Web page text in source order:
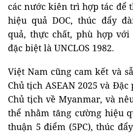
các nước kiên trì hợp tác để
hiệu quả DOC, thúc đẩy
quả, thực chất, phù hợp
đặc biệt là UNCLOS 1982.
Việt Nam cũng cam kết và
Chủ tịch ASEAN 2025 và
Chủ tịch về Myanmar, và
thể nhằm tăng cường hiệu
thuận 5 điểm (5PC), thúc